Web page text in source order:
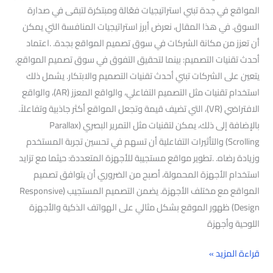
المواقع في جدة تبني استراتيجيات فعّالة ومبتكرة لتبقى في صدارة
السوق. في هذا المقال، نعرض أبرز استراتيجيات المنافسة التي يمكن
أن تعزز من مكانة الشركات في سوق تصميم المواقع بجدة. .اعتماد
أحدث تقنيات التصميم: بينما لتحقيق التفوق في سوق تصميم المواقع،
يتعين على الشركات تبني أحدث تقنيات التصميم والابتكار. يشمل ذلك
استخدام تقنيات مثل التصميم التفاعلي، والواقع المعزز (AR)، والواقع
الافتراضي (VR)، التي تضيف قيمة وتجعل المواقع أكثر جاذبية وتفاعلاً.
بالإضافة إلى ذلك، يمكن لتقنيات مثل التمرير البصري (Parallax
Scrolling) والتأثيرات التفاعلية أن تسهم في تحسين تجربة المستخدم
وزيادة رضاه. .تطوير مواقع مستجيبة للأجهزة المتعددة: حيثما مع تزايد
استخدام الأجهزة المحمولة، أصبح من الضروري أن يتوافق تصميم
المواقع مع مختلف الأجهزة. يضمن التصميم المستجيب (Responsive
Design) ظهور الموقع بشكل مثالي على الهواتف الذكية والأجهزة
اللوحية وأجهزة
قراءة المزيد »